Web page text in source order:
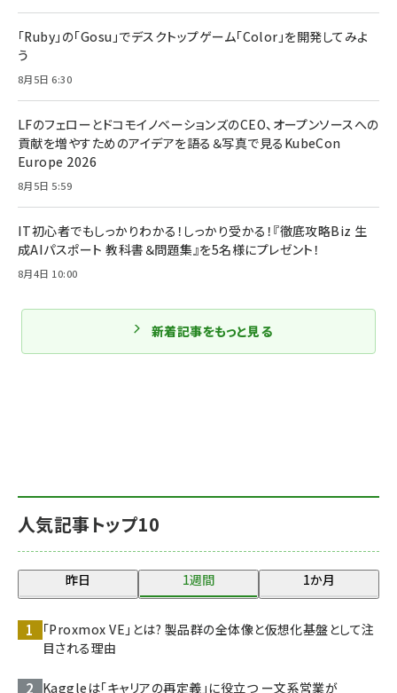
人気記事トップ10
昨日 1週間 1か月
「Proxmox VE」とは? 製品群の全体像と仮想化基盤として注
目される理由
Kaggleは「キャリアの再定義」に役立つ ー文系営業が
「Ruby」の「Gosu」でデスクトップゲーム「Color」を開発してみよ
う
8月5日 6:30
LFのフェローとドコモイノベーションズのCEO、オープンソースへの
貢献を増やすためのアイデアを語る＆写真で見るKubeCon
Europe 2026
8月5日 5:59
IT初心者でもしっかりわかる！しっかり受かる！『徹底攻略Biz 生
成AIパスポート 教科書＆問題集』を5名様にプレゼント！
8月4日 10:00
新着記事をもっと見る